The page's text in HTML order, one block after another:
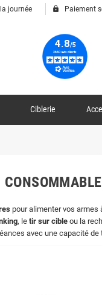
journée lock Paiement
Ciblerie
pour alimenter vos armes
, le tir sur cible ou la
avec une capacité